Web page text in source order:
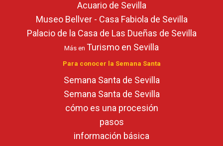
Acuario de Sevilla
Museo Bellver - Casa Fabiola de Sevilla
Palacio de la Casa de Las Dueñas de Sevilla
Más en Turismo en Sevilla
Para conocer la Semana Santa
Semana Santa de Sevilla
Semana Santa de Sevilla
cómo es una procesión
pasos
información básica